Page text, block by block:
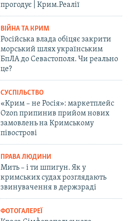
прогодує | Крим.Реалії
ВІЙНА ТА КРИМ
Російська влада обіцяє закрити
морський шлях українським
БпЛА до Севастополя. Чи реально
це?
СУСПІЛЬСТВО
«Крим – не Росія»: маркетплейс
Ozon припинив прийом нових
замовлень на Кримському
півострові
ПРАВА ЛЮДИНИ
Мить – і ти шпигун. Як у
кримських судах розглядають
звинувачення в держзраді
ФОТОГАЛЕРЕЇ